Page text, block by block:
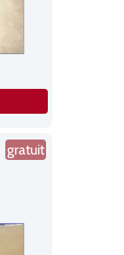
gratuit